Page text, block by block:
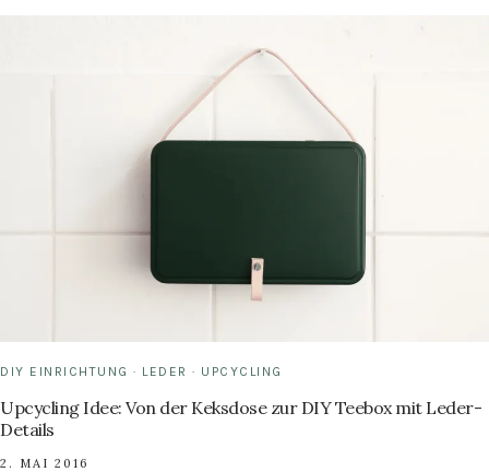
NATURLEDER
DIY EINRICHTUNG · LEDER · UPCYCLING
Upcycling Idee: Von der Keksdose zur DIY Teebox mit Leder-
Details
2. MAI 2016